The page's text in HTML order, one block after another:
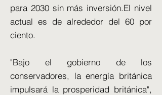
para 2030 sin más inversión.El nivel
actual es de alrededor del 60 por
ciento.
"Bajo el gobierno de los
conservadores, la energía británica
impulsará la prosperidad británica",